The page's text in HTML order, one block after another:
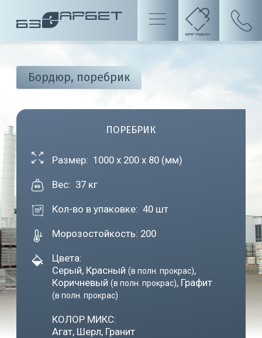
Бордюр, поребрик
ПОРЕБРИК
Размер: 1000 х 200 х 80 (мм)
Вес: 37 кг
Кол-во в упаковке: 40 шт
Морозостойкость: 200
Цвета:
Серый, Красный (в полн. прокрас),
Коричневый (в полн. прокрас), Графит
(в полн. прокрас)
КОЛОР МИКС:
Агат, Шерл, Гранит